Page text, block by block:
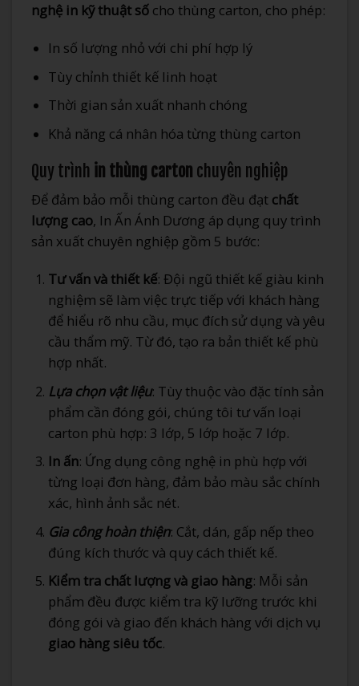
nghệ in kỹ thuật số cho thùng carton, cho phép:
In số lượng nhỏ với chi phí hợp lý
Tùy chỉnh thiết kế linh hoạt
Thời gian sản xuất nhanh chóng
Khả năng cá nhân hóa từng thùng carton
Quy trình in thùng carton chuyên nghiệp
Để đảm bảo mỗi thùng carton đều đạt chất
lượng cao, In Ấn Ánh Dương áp dụng quy trình
sản xuất chuyên nghiệp gồm 5 bước:
Tư vấn và thiết kế: Đội ngũ thiết kế giàu kinh
nghiệm sẽ làm việc trực tiếp với khách hàng
để hiểu rõ nhu cầu, mục đích sử dụng và yêu
cầu thẩm mỹ. Từ đó, tạo ra bản thiết kế phù
hợp nhất.
Lựa chọn vật liệu: Tùy thuộc vào đặc tính sản
phẩm cần đóng gói, chúng tôi tư vấn loại
carton phù hợp: 3 lớp, 5 lớp hoặc 7 lớp.
In ấn: Ứng dụng công nghệ in phù hợp với
từng loại đơn hàng, đảm bảo màu sắc chính
xác, hình ảnh sắc nét.
Gia công hoàn thiện: Cắt, dán, gấp nếp theo
đúng kích thước và quy cách thiết kế.
Kiểm tra chất lượng và giao hàng: Mỗi sản
phẩm đều được kiểm tra kỹ lưỡng trước khi
đóng gói và giao đến khách hàng với dịch vụ
giao hàng siêu tốc.